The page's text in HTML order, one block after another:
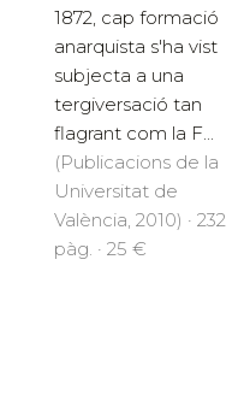
1872, cap formació
anarquista s'ha vist
subjecta a una
tergiversació tan
flagrant com la F...
(Publicacions de la
Universitat de
València, 2010) · 232
pàg. · 25 €